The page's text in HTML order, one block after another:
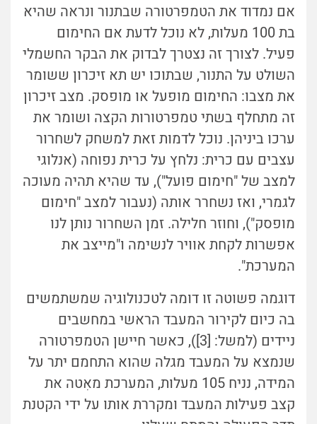
אם נמדוד את הטמפרטורה שבתנור ונראה שהיא
בת 100 מעלות, לא נוכל לדעת אם החימום
פעיל. לצורך זה נצטרך לבדוק את הבקר החשמלי
השולט על התנור, שבתוכו יש תא זיכרון ששומר
את מצבו: החימום מופעל או מופסק. מצב זיכרון
זה מתחלף בשתי טמפרטורות הקצה ושומר את
ערכו ביניהן. נוכל לדמות זאת למשחק לשחרור
עצבים עם כרית: נלחץ על כרית נפוחה (אנלוגי
למצב של "חימום פועל"), עד שהיא תהיה מעוכה
לגמרי, ואז נשחרר אותה (נעבור למצב "חימום
מופסק"), וחוזר חלילה. זמן השחרור נותן לנו
אפשרות לקחת אוויר לנשימה ו"מייצב את
המערכת".
דוגמה פשוטה זו דומה לטכנולוגיה שמשתמשים
בה כיום לקירור המעבד הראשי במחשבים
ניידים (למשל: [3]), כאשר חיישן הטמפרטורה
שנמצא על המעבד מגלה שהוא התחמם יתר על
המידה, נניח 105 מעלות, המערכת מאִטה את
קצב פעילות המעבד ומקררת אותו על ידי הקטנת